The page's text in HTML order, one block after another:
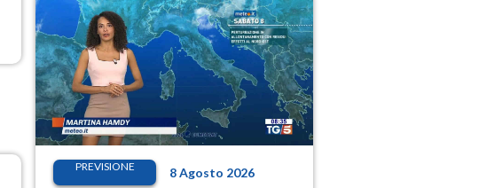
settimana
PREVISIONE 8 Agosto 2026